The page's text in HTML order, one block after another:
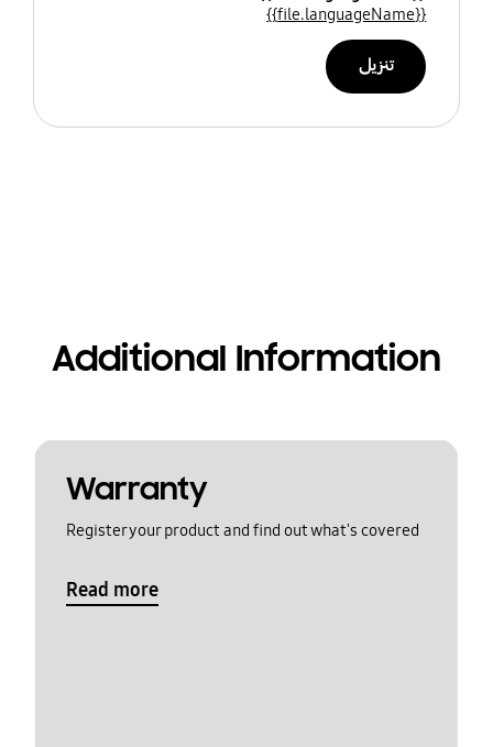
{{file.languageName}}
تنزيل
Additional Information
Warranty
Register your product and find out what's covered
Read more